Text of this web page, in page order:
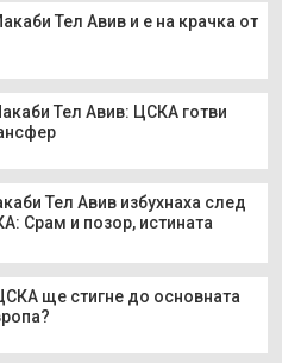
Тел Авив и е на крачка от
Тел Авив: ЦСКА готви
Тел Авив избухнаха след
Срам и позор, истината
ще стигне до основната